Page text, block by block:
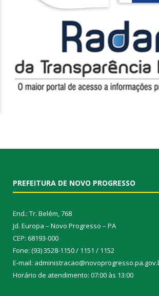
PREFEITURA DE NOVO PROGRESSO
End.: Tr. Belém, 768
Jd. Europa – Novo Progresso – PA
CEP: 68193-000
Fone: (93) 3528-1150 / 1151 / 1152
E-mail:
Horário de atendimento: 07:00 às 13:00